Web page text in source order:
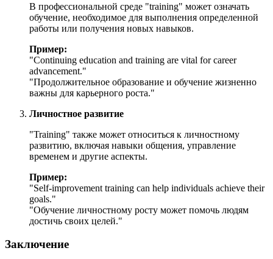
В профессиональной среде "training" может означать
обучение, необходимое для выполнения определенной
работы или получения новых навыков.
Пример:
"Continuing education and training are vital for career
advancement."
"Продолжительное образование и обучение жизненно
важны для карьерного роста."
Личностное развитие
"Training" также может относиться к личностному
развитию, включая навыки общения, управление
временем и другие аспекты.
Пример:
"Self-improvement training can help individuals achieve their
goals."
"Обучение личностному росту может помочь людям
достичь своих целей."
Заключение